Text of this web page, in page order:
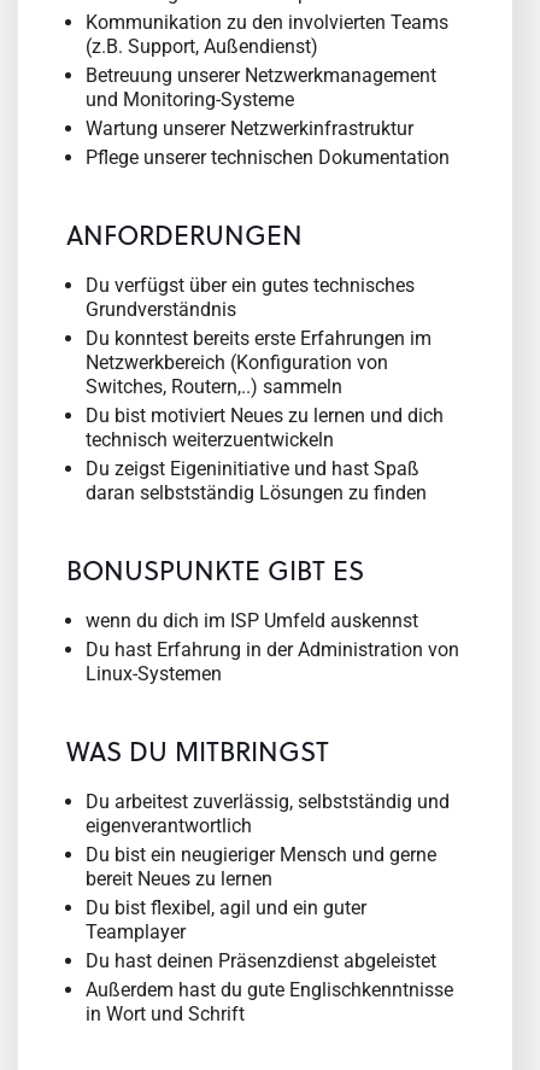
Kommunikation zu den involvierten Teams
(z.B. Support, Außendienst)
Betreuung unserer Netzwerkmanagement
und Monitoring-Systeme
Wartung unserer Netzwerkinfrastruktur
Pflege unserer technischen Dokumentation
ANFORDERUNGEN
Du verfügst über ein gutes technisches
Grundverständnis
Du konntest bereits erste Erfahrungen im
Netzwerkbereich (Konfiguration von
Switches, Routern,..) sammeln
Du bist motiviert Neues zu lernen und dich
technisch weiterzuentwickeln
Du zeigst Eigeninitiative und hast Spaß
daran selbstständig Lösungen zu finden
BONUSPUNKTE GIBT ES
wenn du dich im ISP Umfeld auskennst
Du hast Erfahrung in der Administration von
Linux-Systemen
WAS DU MITBRINGST
Du arbeitest zuverlässig, selbstständig und
eigenverantwortlich
Du bist ein neugieriger Mensch und gerne
bereit Neues zu lernen
Du bist flexibel, agil und ein guter
Teamplayer
Du hast deinen Präsenzdienst abgeleistet
Außerdem hast du gute Englischkenntnisse
in Wort und Schrift